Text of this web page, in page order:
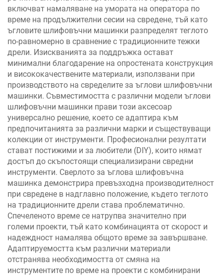
включват намаляване на умората на оператора по
време на продължителни сесии на свредене, тъй като
ъгловите шлифовъчни машинки разпределят теглото
по-равномерно в сравнение с традиционните тежки
дрели. Изискванията за поддръжка остават
минимални благодарение на опростената конструкция
и висококачествените материали, използвани при
производството на свределите за ъглови шлифовъчни
машинки. Съвместимостта с различни модели ъглови
шлифовъчни машинки прави този аксесоар
универсално решение, което се адаптира към
предпочитанията за различни марки и съществуващи
колекции от инструменти. Професионални резултати
стават постижими и за любители (DIY), които нямат
достъп до скъпостоящи специализирани свредни
инструменти. Сверлото за ъглова шлифовъчна
машинка демонстрира превъзходна производителност
при свредене в надглавно положение, където теглото
на традиционните дрели става проблематично.
Спечеленото време се натрупва значително при
големи проекти, тъй като комбинацията от скорост и
надеждност намалява общото време за завършване.
Адаптируемостта към различни материали
отстранява необходимостта от смяна на
инструментите по време на проекти с комбинирани